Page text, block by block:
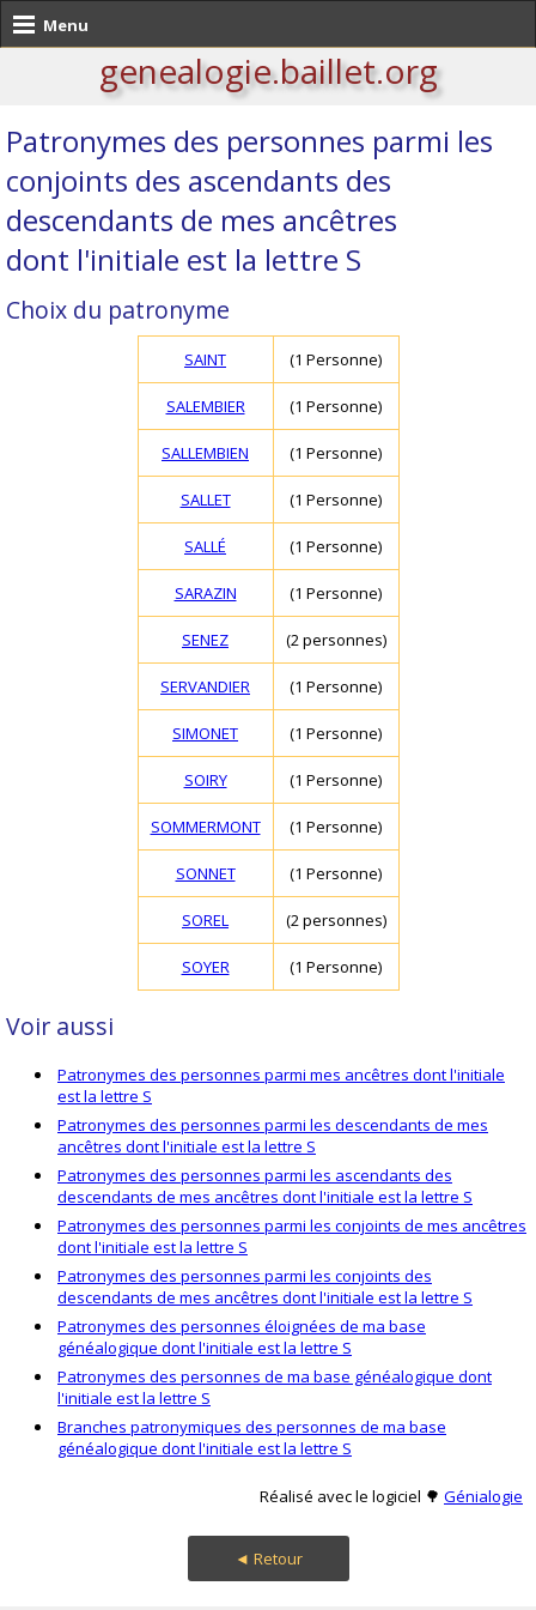
Menu
genealogie.baillet.org
Patronymes des personnes parmi les
conjoints des ascendants des
descendants de mes ancêtres
dont l'initiale est la lettre S
Choix du patronyme
SAINT (1 Personne)
SALEMBIER (1 Personne)
SALLEMBIEN (1 Personne)
SALLET (1 Personne)
SALLÉ (1 Personne)
SARAZIN (1 Personne)
SENEZ (2 personnes)
SERVANDIER (1 Personne)
SIMONET (1 Personne)
SOIRY (1 Personne)
SOMMERMONT (1 Personne)
SONNET (1 Personne)
SOREL (2 personnes)
SOYER (1 Personne)
Voir aussi
Patronymes des personnes parmi mes ancêtres dont l'initiale
est la lettre S
Patronymes des personnes parmi les descendants de mes
ancêtres dont l'initiale est la lettre S
Patronymes des personnes parmi les ascendants des
descendants de mes ancêtres dont l'initiale est la lettre S
Patronymes des personnes parmi les conjoints de mes ancêtres
dont l'initiale est la lettre S
Patronymes des personnes parmi les conjoints des
descendants de mes ancêtres dont l'initiale est la lettre S
Patronymes des personnes éloignées de ma base
généalogique dont l'initiale est la lettre S
Patronymes des personnes de ma base généalogique dont
l'initiale est la lettre S
Branches patronymiques des personnes de ma base
généalogique dont l'initiale est la lettre S
Réalisé avec le logiciel 🌳 Génialogie
◄ Retour